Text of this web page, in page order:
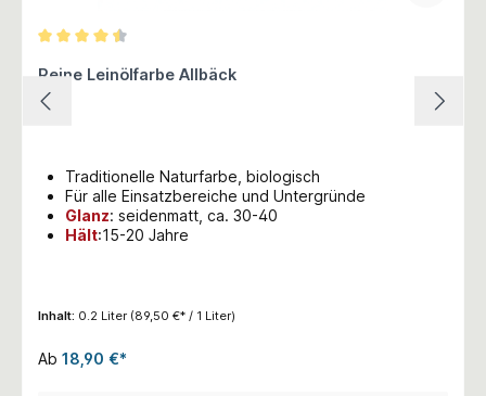
Reine Leinölfarbe Allbäck
Traditionelle Naturfarbe, biologisch
Für alle Einsatzbereiche und Untergründe
Glanz: seidenmatt, ca. 30-40
Hält:15-20 Jahre
Inhalt: 0.2 Liter (89,50 €* / 1 Liter)
Ab 18,90 €*